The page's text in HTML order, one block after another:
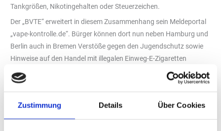
Zustimmung Details Über Cookies
Tankgrößen, Nikotingehalten oder Steuerzeichen.
Der „BVTE“ erweitert in diesem Zusammenhang sein Meldeportal
„vape-kontrolle.de“. Bürger können dort nun neben Hamburg und
Berlin auch in Bremen Verstöße gegen den Jugendschutz sowie
Hinweise auf den Handel mit illegalen Einweg-E-Zigaretten
melden. Die Hinweise werden nach Verbandsangaben
automatisch an die zuständigen Behörden weitergeleitet. Weitere
Verband fordert stärkeren Vollzug